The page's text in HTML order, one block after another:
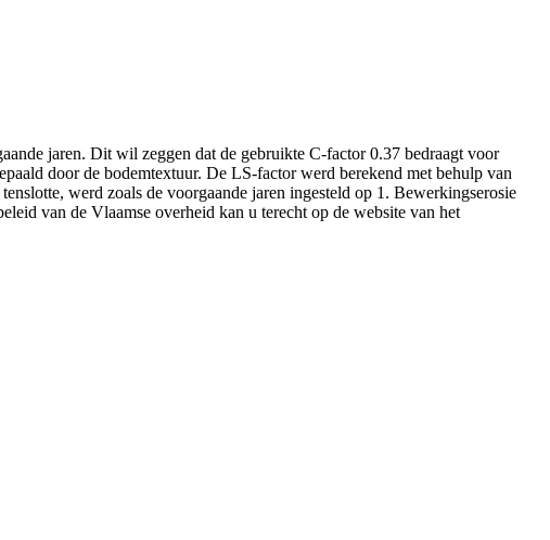
jaren. Dit wil zeggen dat de gebruikte C-factor 0.37 bedraagt voor
door de bodemtextuur. De LS-factor werd berekend met behulp van
werd zoals de voorgaande jaren ingesteld op 1. Bewerkingserosie
van de Vlaamse overheid kan u terecht op de website van het